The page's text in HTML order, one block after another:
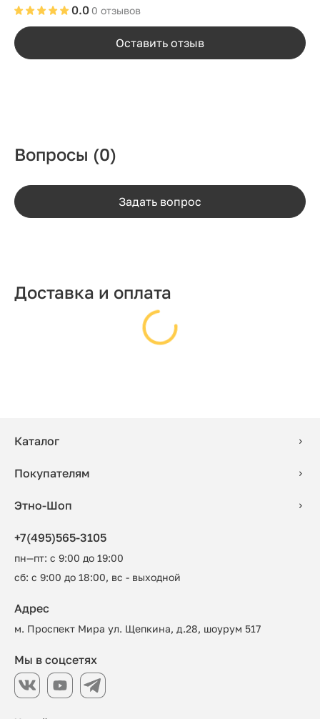
0 отзывов
0.0
Оставить отзыв
Вопросы (0)
Задать вопрос
Доставка и оплата
Каталог
Покупателям
Этно-Шоп
+7(495)565-3105
пн—пт: с 9:00 до 19:00
сб: с 9:00 до 18:00, вс - выходной
Адрес
м. Проспект Мира ул. Щепкина, д.28, шоурум 517
Мы в соцсетях